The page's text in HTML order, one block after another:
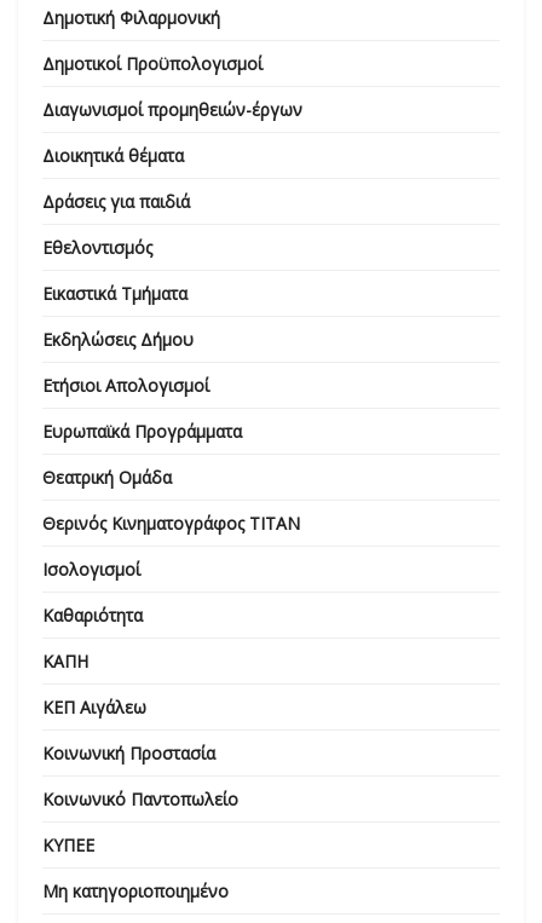
Δημοτική Φιλαρμονική
Δημοτικοί Προϋπολογισμοί
Διαγωνισμοί προμηθειών-έργων
Διοικητικά θέματα
Δράσεις για παιδιά
Εθελοντισμός
Εικαστικά Τμήματα
Εκδηλώσεις Δήμου
Ετήσιοι Απολογισμοί
Ευρωπαϊκά Προγράμματα
Θεατρική Ομάδα
Θερινός Κινηματογράφος ΤΙΤΑΝ
Ισολογισμοί
Καθαριότητα
ΚΑΠΗ
ΚΕΠ Αιγάλεω
Κοινωνική Προστασία
Κοινωνικό Παντοπωλείο
ΚΥΠΕΕ
Μη κατηγοριοποιημένο